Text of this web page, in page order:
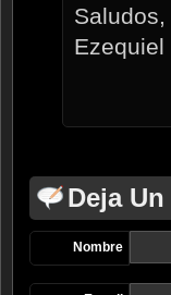
Saludos,
Ezequiel
Deja
Nombre